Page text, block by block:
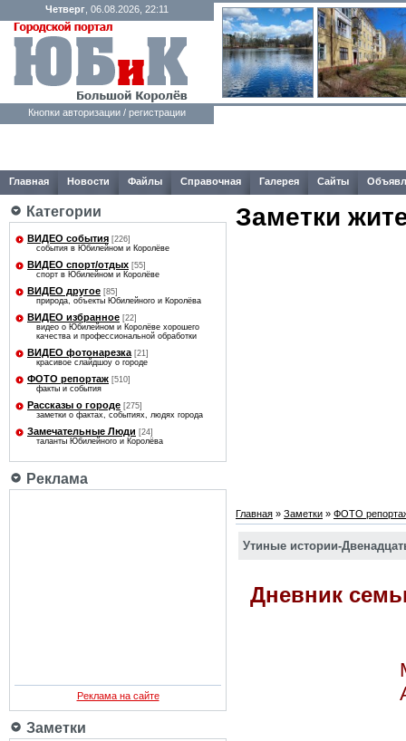
Четверг , 06.08.2026, 22:11
Кнопки авторизации / регистрации
Главная Новости Файлы Справочная Галерея Сайты
Категории
ВИДЕО события [226]
события в Юбилейном и Королёве
ВИДЕО спорт/отдых [55]
спорт в Юбилейном и Королёве
ВИДЕО другое [85]
природа, объекты Юбилейного и Королёва
ВИДЕО избранное [22]
видео о Юбилейном и Королёве хорошего
качества и профессиональной обработки
ВИДЕО фотонарезка [21]
красивое слайдшоу о городе
ФОТО репортаж [510]
факты и события
Рассказы о городе [275]
заметки о фактах, событиях, людях города
Замечательные Люди [24]
таланты Юбилейного и Королёва
Реклама
Реклама на сайте
Заметки
Заметки
Главная » Заметки » ФОТО
Утиные истории-
Дневник